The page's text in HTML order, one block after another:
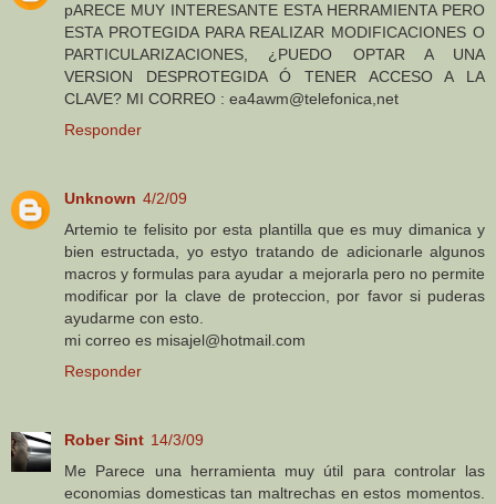
pARECE MUY INTERESANTE ESTA HERRAMIENTA PERO
ESTA PROTEGIDA PARA REALIZAR MODIFICACIONES O
PARTICULARIZACIONES, ¿PUEDO OPTAR A UNA
VERSION DESPROTEGIDA Ó TENER ACCESO A LA
CLAVE? MI CORREO : ea4awm@telefonica,net
Responder
Unknown 4/2/09
Artemio te felisito por esta plantilla que es muy dimanica y
bien estructada, yo estyo tratando de adicionarle algunos
macros y formulas para ayudar a mejorarla pero no permite
modificar por la clave de proteccion, por favor si puderas
ayudarme con esto.
mi correo es misajel@hotmail.com
Responder
Rober Sint 14/3/09
Me Parece una herramienta muy útil para controlar las
economias domesticas tan maltrechas en estos momentos.